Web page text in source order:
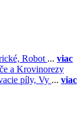
Robot ... viac
a Krovinorezy
píly, Vy ... viac